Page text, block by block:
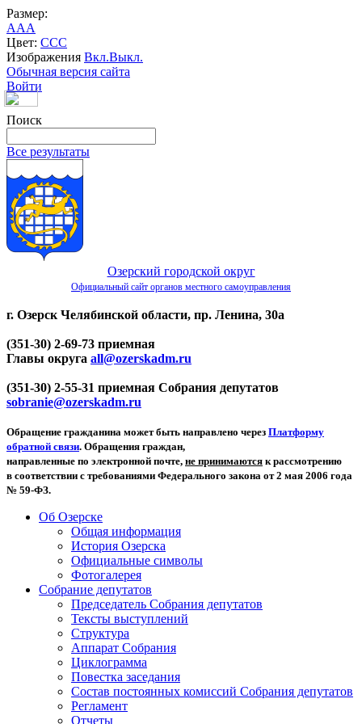
Размер:
AAA
Цвет: CCC
Изображения Вкл.Выкл.
Обычная версия сайта
Войти
Поиск
Все результаты
Озерский городской округ
Официальный сайт органов местного самоуправления
г. Озерск Челябинской области, пр. Ленина, 30а
(351-30) 2-69-73 приемная
Главы округа all@ozerskadm.ru
(351-30) 2-55-31 приемная Собрания депутатов
sobranie@ozerskadm.ru
Обращение гражданина может быть направлено через Платформу
обратной связи. Обращения граждан,
направленные по электронной почте, не принимаются к рассмотрению
в соответствии с требованиями Федерального закона от 2 мая 2006 года
№ 59-ФЗ.
Об Озерске
Общая информация
История Озерска
Официальные символы
Фотогалерея
Собрание депутатов
Председатель Собрания депутатов
Тексты выступлений
Структура
Аппарат Собрания
Циклограмма
Повестка заседания
Состав постоянных комиссий Собрания депутатов
Регламент
Отчеты